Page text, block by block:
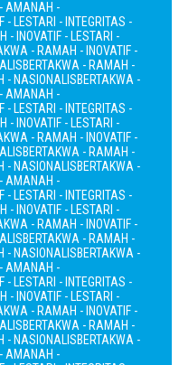
AMANAH -
- LESTARI - INTEGRITAS -
- INOVATIF - LESTARI -
- RAMAH - INOVATIF -
BERTAKWA - RAMAH -
- NASIONALISBERTAKWA -
AMANAH -
- LESTARI - INTEGRITAS -
- INOVATIF - LESTARI -
- RAMAH - INOVATIF -
BERTAKWA - RAMAH -
- NASIONALISBERTAKWA -
AMANAH -
- LESTARI - INTEGRITAS -
- INOVATIF - LESTARI -
- RAMAH - INOVATIF -
BERTAKWA - RAMAH -
- NASIONALISBERTAKWA -
AMANAH -
- LESTARI - INTEGRITAS -
- INOVATIF - LESTARI -
- RAMAH - INOVATIF -
BERTAKWA - RAMAH -
- NASIONALISBERTAKWA -
AMANAH -